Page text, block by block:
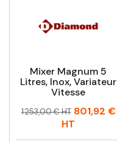
Mixer Magnum 5
Litres, Inox, Variateur
Vitesse
Prix
Prix
1 253,00 € HT 801,92 €
HT